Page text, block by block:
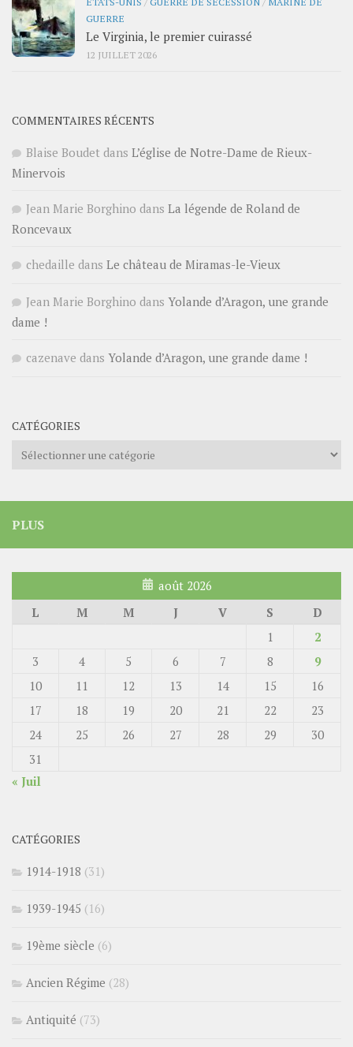
GUERRE
Le Virginia, le premier cuirassé
12 JUILLET 2026
COMMENTAIRES RÉCENTS
Blaise Boudet dans L’église de Notre-Dame de Rieux-
Minervois
Jean Marie Borghino dans La légende de Roland de
Roncevaux
chedaille dans Le château de Miramas-le-Vieux
Jean Marie Borghino dans Yolande d’Aragon, une grande
dame !
cazenave dans Yolande d’Aragon, une grande dame !
CATÉGORIES
Catégories
PLUS
août 2026
L
M M J V S
D
1
2
3
4 5 6 7 8
9
10
11 12 13 14 15
16
17
18 19 20 21 22
23
24
25 26 27 28 29
30
31
« Juil
CATÉGORIES
1914-1918 (31)
1939-1945 (16)
19ème siècle (6)
Ancien Régime (28)
Antiquité (73)